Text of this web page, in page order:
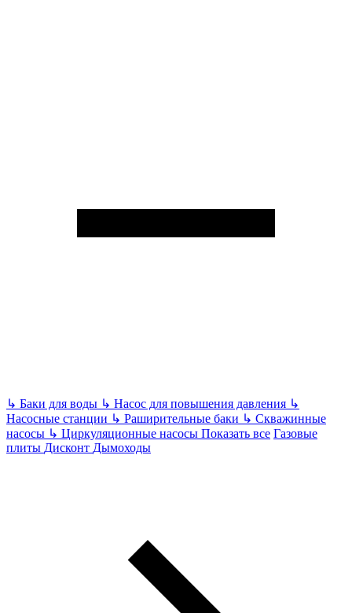
↳ Баки для воды ↳ Насос для повышения давления ↳
Насосные станции ↳ Раширительные баки ↳ Скважинные
насосы ↳ Циркуляционные насосы Показать все Газовые
плиты Дисконт Дымоходы